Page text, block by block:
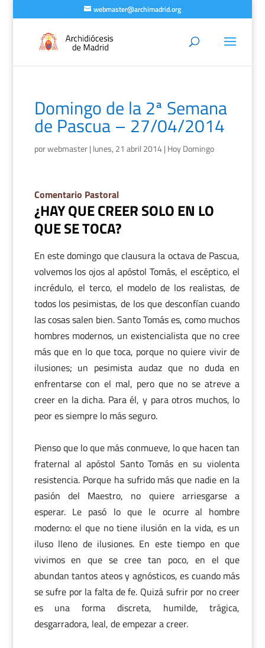
webmaster@archimadrid.org
Domingo de la 2ª Semana
de Pascua – 27/04/2014
porwebmaster| lunes, 21 abril 2014| Hoy Domingo
Comentario Pastoral
¿HAY QUE CREER SOLO EN LO
QUE SE TOCA?
En este domingo que clausura la octava de Pascua,
volvemos los ojos al apóstol Tomás, el escéptico, el
incrédulo, el terco, el modelo de los realistas, de
todos los pesimistas, de los que desconfían cuando
las cosas salen bien. Santo Tomás es, como muchos
hombres modernos, un existencialista que no cree
más que en lo que toca, porque no quiere vivir de
ilusiones; un pesimista audaz que no duda en
enfrentarse con el mal, pero que no se atreve a
creer en la dicha. Para él, y para otros muchos, lo
peor es siempre lo más seguro.
Pienso que lo que más conmueve, lo que hacen tan
fraternal al apóstol Santo Tomás en su violenta
resistencia. Porque ha sufrido más que nadie en la
pasión del Maestro, no quiere arriesgarse a
esperar. Le pasó lo que le ocurre al hombre
moderno: el que no tiene ilusión en la vida, es un
iluso lleno de ilusiones. En este tiempo en que
vivimos en que se cree tan poco, en el que
abundan tantos ateos y agnósticos, es cuando más
se sufre por la falta de fe. Quizá sufrir por no creer
es una forma discreta, humilde, trágica,
desgarradora, leal, de empezar a creer.